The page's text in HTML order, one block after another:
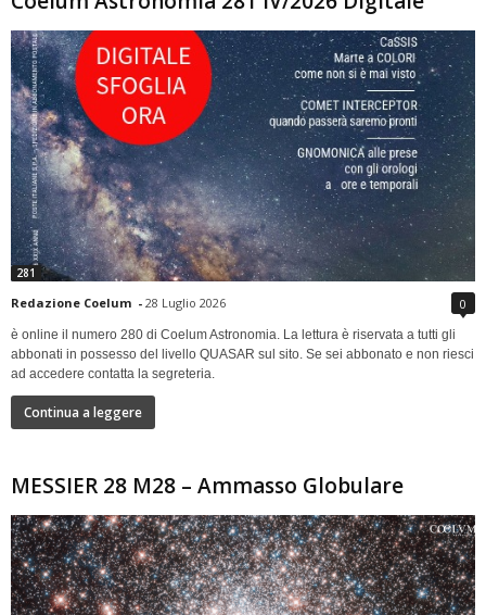
281
Redazione Coelum - 28 Luglio 2026 0
è online il numero 280 di Coelum Astronomia. La lettura è riservata a tutti gli
abbonati in possesso del livello QUASAR sul sito. Se sei abbonato e non riesci
ad accedere contatta la segreteria.
Continua a leggere
MESSIER 28 M28 – Ammasso Globulare